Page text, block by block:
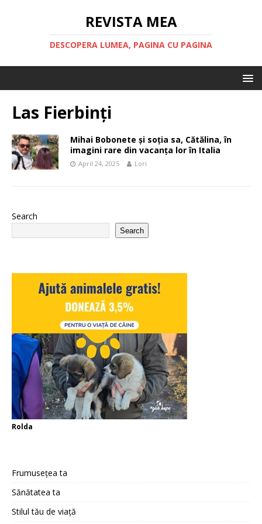
REVISTA MEA
DESCOPERA LUMEA, PAGINA CU PAGINA
Las Fierbinți
Mihai Bobonete și soția sa, Cătălina, în
imagini rare din vacanța lor în Italia​
April 24, 2025 Lori
Search
Search
Rolda
Frumusețea ta
Sănătatea ta
Stilul tău de viață